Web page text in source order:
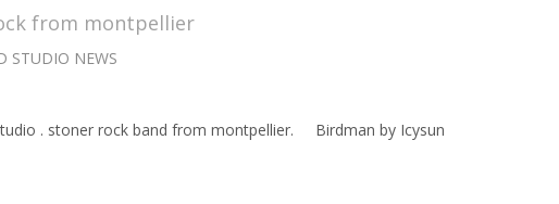
from montpellier
STUDIO NEWS
. stoner rock band from montpellier. Birdman by Icysun